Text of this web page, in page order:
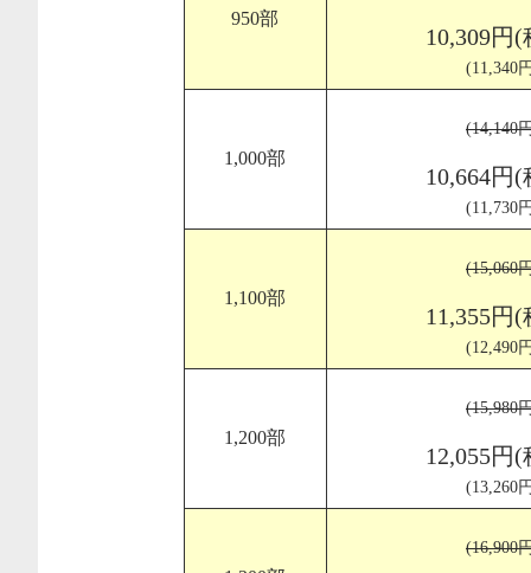
950部
10,309円
(11,340
1,000部
(14,140
10,664円
(11,730
1,100部
(15,060
11,355円
(12,490
1,200部
(15,980
12,055円
(13,260
(16,900